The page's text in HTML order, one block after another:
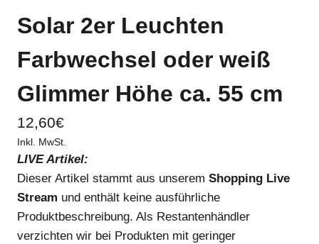
Solar 2er Leuchten
Farbwechsel oder weiß
Glimmer Höhe ca. 55 cm
12,60€
Inkl. MwSt.
LIVE Artikel:
Dieser Artikel stammt aus unserem Shopping Live
Stream und enthält keine ausführliche
Produktbeschreibung. Als Restantenhändler
verzichten wir bei Produkten mit geringer